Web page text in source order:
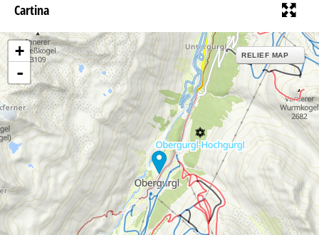
Cartina
+
-
RELIEF MAP